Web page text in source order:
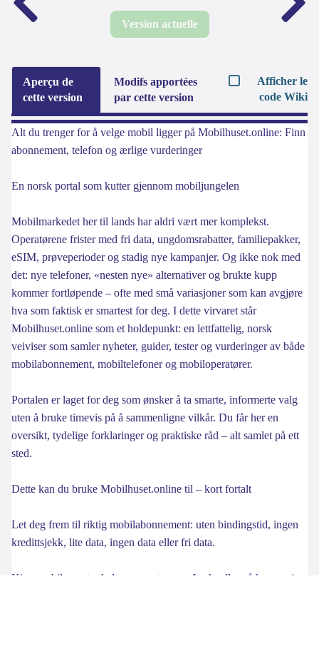
Version actuelle
Aperçu de
cette version
Modifs apportées
par cette version
Afficher le
code Wiki